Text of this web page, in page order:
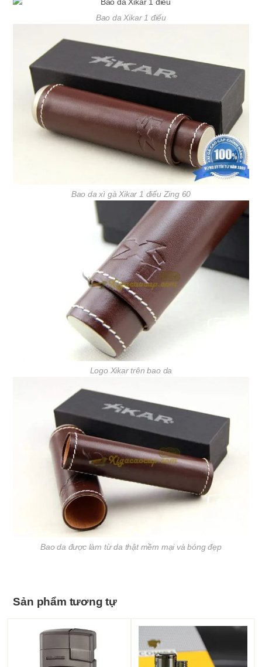
Bao da Xikar 1 điếu
Bao da xì gà Xikar 1 điếu Zing 60
Logo Xikar trên bao da
Bao da được làm từ da thật mềm mại và bóng đẹp
Sản phẩm tương tự